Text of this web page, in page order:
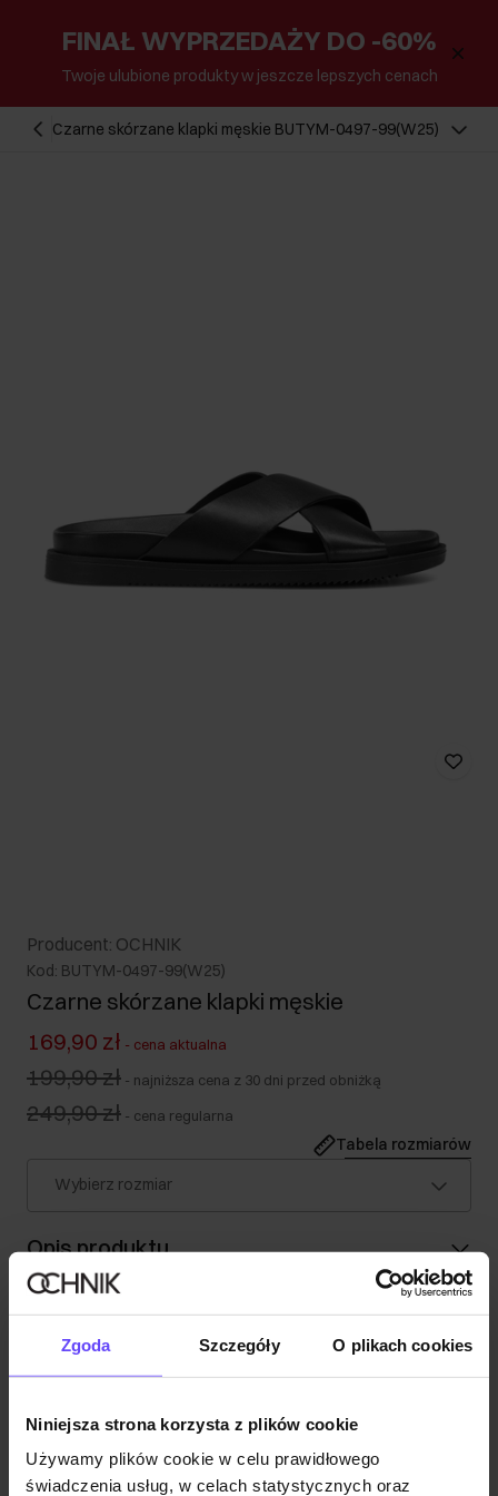
Zgoda Szczegóły O plikach cookies
Niniejsza strona korzysta z plików cookie
Używamy plików cookie w celu prawidłowego
świadczenia usług, w celach statystycznych oraz
FINAŁ WYPRZEDAŻY DO -60%
Twoje ulubione produkty w jeszcze lepszych cenach
Czarne skórzane klapki męskie BUTYM-0497-99(W25)
Producent: OCHNIK
Kod: BUTYM-0497-99(W25)
Czarne skórzane klapki męskie
169,90 zł - cena aktualna
199,90 zł - najniższa cena z 30 dni przed obniżką
249,90 zł - cena regularna
Tabela rozmiarów
Wybierz rozmiar
Opis produktu
Szczegóły
Opinie